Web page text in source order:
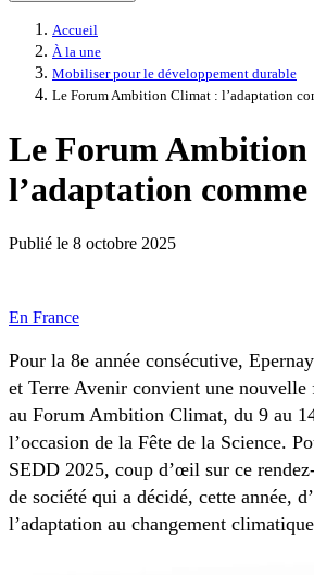
Accueil
À la une
Mobiliser pour le développement durable
Le Forum Ambition Climat : l’adaptation
Le Forum
l’adaptation comme
Publié le 8 octobre 2025
En France
Pour la 8e année consécutive,
et Terre Avenir convient une nouvelle
au Forum Ambition Climat, du 9 au
l’occasion de la Fête de la Science.
SEDD 2025, coup d’œil sur ce
de société qui a décidé, cette année,
l’adaptation au changement